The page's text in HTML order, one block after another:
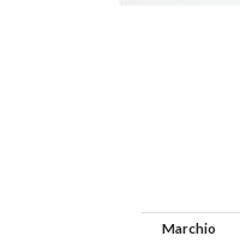
Marchio